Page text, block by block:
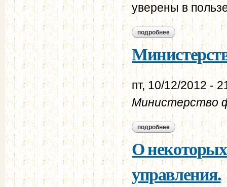
уверены в
подробнее о предметы,
пт, 10/12/2012 -
Министерство
подробнее о министерство
О некоторых
управления.